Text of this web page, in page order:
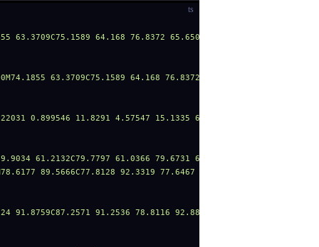
ts
63.3709C75.1589 64.168 76.8372 65.6506
200M74.1855 63.3709C75.1589 64.168 76.8372
0.899546 11.8291 4.57547 15.1335 6.32947C17.0028
61.2132C79.7797 61.0366 79.6731 60.3219 79.6617
89.5666C77.8128 92.3319 77.6467 93.834 78.1016
91.8759C87.2571 91.2536 78.8116 92.8819 75.5554